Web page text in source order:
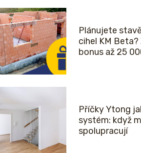
Plánujete
cihel KM
bonus až 25
Příčky Ytong
systém: když
spolupracují